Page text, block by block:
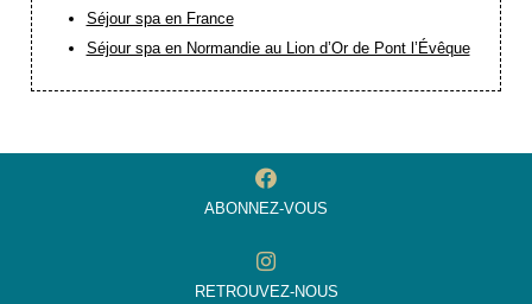
Séjour spa en France
Séjour spa en Normandie au Lion d’Or de Pont l’Évêque
ABONNEZ-VOUS
RETROUVEZ-NOUS